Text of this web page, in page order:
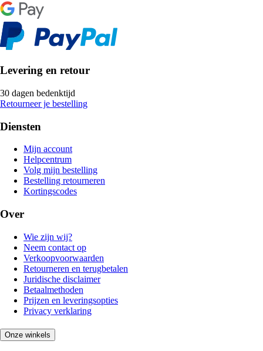
Levering en retour
30 dagen bedenktijd
Retourneer je bestelling
Diensten
Mijn account
Helpcentrum
Volg mijn bestelling
Bestelling retourneren
Kortingscodes
Over
Wie zijn wij?
Neem contact op
Verkoopvoorwaarden
Retourneren en terugbetalen
Juridische disclaimer
Betaalmethoden
Prijzen en leveringsopties
Privacy verklaring
Onze winkels